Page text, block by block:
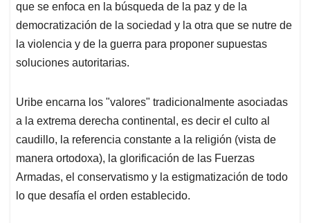
que se enfoca en la búsqueda de la paz y de la
democratización de la sociedad y la otra que se nutre de
la violencia y de la guerra para proponer supuestas
soluciones autoritarias.
Uribe encarna los "valores" tradicionalmente asociadas
a la extrema derecha continental, es decir el culto al
caudillo, la referencia constante a la religión (vista de
manera ortodoxa), la glorificación de las Fuerzas
Armadas, el conservatismo y la estigmatización de todo
lo que desafía el orden establecido.